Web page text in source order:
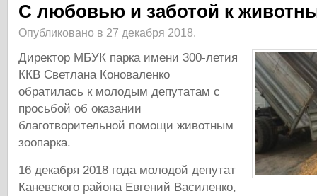
С любовью и заботой к
Опубликовано в 27 декабря 2018.
Директор МБУК парка имени 300-летия
ККВ Светлана Коноваленко
обратилась к молодым депутатам с
просьбой об оказании
благотворительной помощи животным
зоопарка.
16 декабря 2018 года молодой депутат
Каневского района Евгений Василенко,